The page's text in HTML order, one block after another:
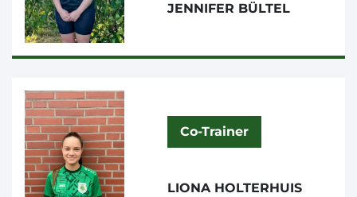
JENNIFER BÜLTEL
Co-Trainer
LIONA HOLTERHUIS